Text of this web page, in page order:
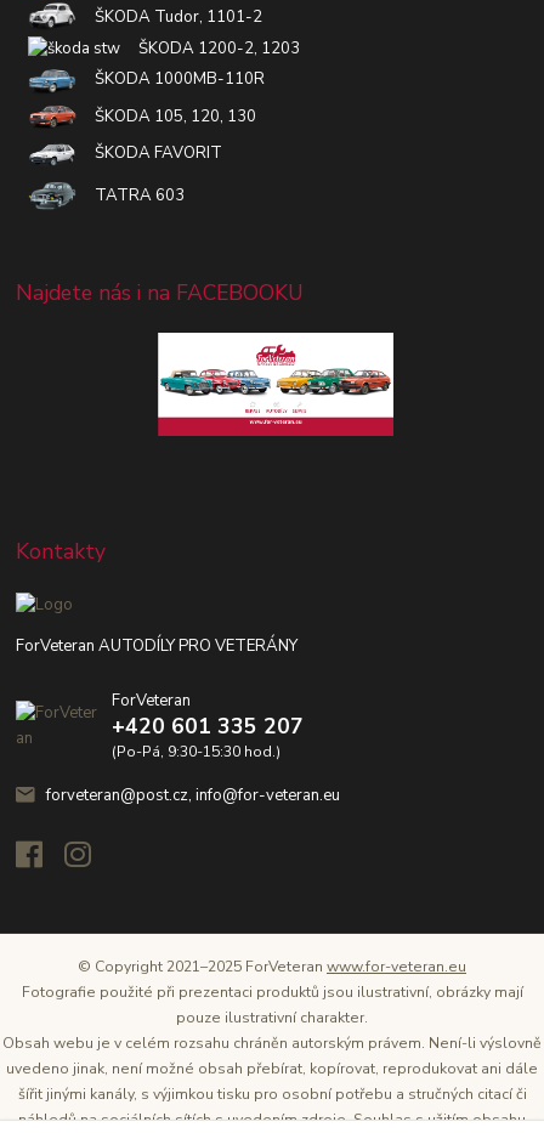
ŠKODA Tudor, 1101-2
ŠKODA 1200-2, 1203
ŠKODA 1000MB-110R
ŠKODA 105, 120, 130
ŠKODA FAVORIT
TATRA 603
Najdete nás i na FACEBOOKU
Kontakty
ForVeteran AUTODÍLY PRO VETERÁNY
ForVeteran
+420 601 335 207
(Po-Pá, 9:30-15:30 hod.)
forveteran@post.cz, info@for-veteran.eu
© Copyright 2021–2025 ForVeteran www.for-veteran.eu
Fotografie použité při prezentaci produktů jsou ilustrativní, obrázky mají
pouze ilustrativní charakter.
Obsah webu je v celém rozsahu chráněn autorským právem. Není-li výslovně
uvedeno jinak, není možné obsah přebírat, kopírovat, reprodukovat ani dále
šířit jinými kanály, s výjimkou tisku pro osobní potřebu a stručných citací či
náhledů na sociálních sítích s uvedením zdroje. Souhlas s užitím obsahu